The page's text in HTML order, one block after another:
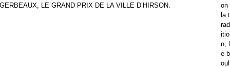
on
la t
rad
itio
n, l
e b
oul